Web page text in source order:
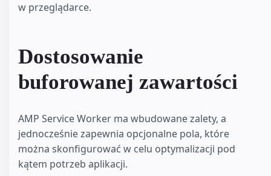
w przeglądarce.
Dostosowanie
buforowanej zawartości
AMP Service Worker ma wbudowane zalety, a
jednocześnie zapewnia opcjonalne pola, które
można skonfigurować w celu optymalizacji pod
kątem potrzeb aplikacji.